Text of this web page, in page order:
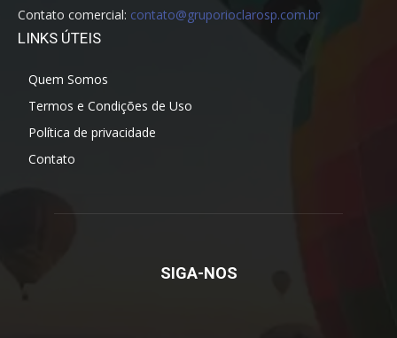
Contato comercial: contato@gruporioclarosp.com.br
LINKS ÚTEIS
Quem Somos
Termos e Condições de Uso
Política de privacidade
Contato
SIGA-NOS